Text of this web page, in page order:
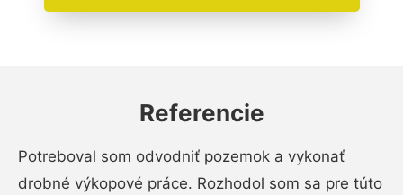
Referencie
Potreboval som odvodniť pozemok a vykonať
drobné výkopové práce. Rozhodol som sa pre túto